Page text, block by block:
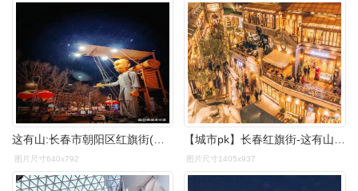
图片尺寸640x792 图片尺寸1405x937